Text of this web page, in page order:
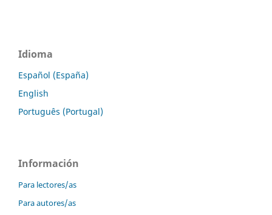
Idioma
Español (España)
English
Português (Portugal)
Información
Para lectores/as
Para autores/as